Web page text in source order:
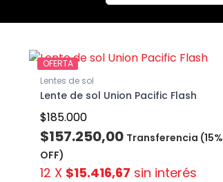
OFERTA
Lentes de sol
Lente de sol Union Pacific Flash
$185.000
$157.250,00 Transferencia (15%
OFF)
12 X $15.416,67 sin interés